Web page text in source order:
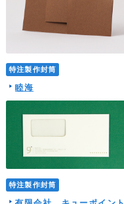
特注製作封筒
睦海
特注製作封筒